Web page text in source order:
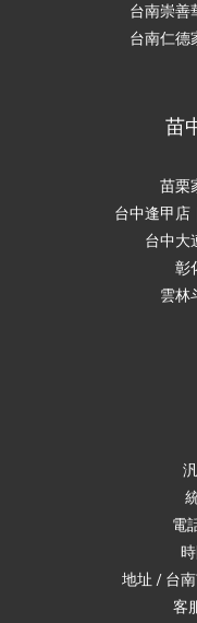
台南崇善
台南仁德
苗
苗栗
台中逢甲店
台中大
彰
雲林
電
地址 / 台
客